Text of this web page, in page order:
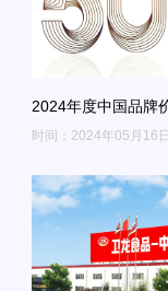
2024年度中国品牌
时间：2024年05月16